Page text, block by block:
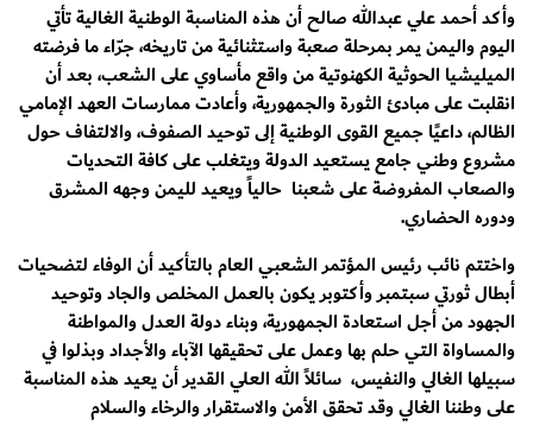
وأكد أحمد علي عبدالله صالح أن هذه المناسبة الوطنية الغالية تأتي
اليوم واليمن يمر بمرحلة صعبة واستثنائية من تاريخه، جرّاء ما فرضته
الميليشيا الحوثية الكهنوتية من واقع مأساوي على الشعب، بعد أن
انقلبت على مبادئ الثورة والجمهورية، وأعادت ممارسات العهد الإمامي
الظالم، داعيًا جميع القوى الوطنية إلى توحيد الصفوف، والالتفاف حول
مشروع وطني جامع يستعيد الدولة ويتغلب على كافة التحديات
والصعاب المفروضة على شعبنا حالياً ويعيد لليمن وجهه المشرق
ودوره الحضاري.
واختتم نائب رئيس المؤتمر الشعبي العام بالتأكيد أن الوفاء لتضحيات
أبطال ثورتي سبتمبر وأكتوبر يكون بالعمل المخلص والجاد وتوحيد
الجهود من أجل استعادة الجمهورية، وبناء دولة العدل والمواطنة
والمساواة التي حلم بها وعمل على تحقيقها الآباء والأجداد وبذلوا في
سبيلها الغالي والنفيس، سائلاً الله العلي القدير أن يعيد هذه المناسبة
على وطننا الغالي وقد تحقق الأمن والاستقرار والرخاء والسلام